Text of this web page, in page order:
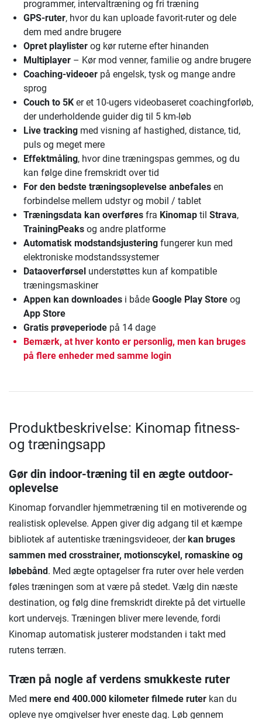
programmer, intervaltræning og fri træning
GPS-ruter, hvor du kan uploade favorit-ruter og dele
dem med andre brugere
Opret playlister og kør ruterne efter hinanden
Multiplayer – Kør mod venner, familie og andre brugere
Coaching-videoer på engelsk, tysk og mange andre
sprog
Couch to 5K er et 10-ugers videobaseret coachingforløb,
der underholdende guider dig til 5 km-løb
Live tracking med visning af hastighed, distance, tid,
puls og meget mere
Effektmåling, hvor dine træningspas gemmes, og du
kan følge dine fremskridt over tid
For den bedste træningsoplevelse anbefales en
forbindelse mellem udstyr og mobil / tablet
Træningsdata kan overføres fra Kinomap til Strava,
TrainingPeaks og andre platforme
Automatisk modstandsjustering fungerer kun med
elektroniske modstandssystemer
Dataoverførsel understøttes kun af kompatible
træningsmaskiner
Appen kan downloades i både Google Play Store og
App Store
Gratis prøveperiode på 14 dage
Bemærk, at hver konto er personlig, men kan bruges
på flere enheder med samme login
Produktbeskrivelse: Kinomap fitness-
og træningsapp
Gør din indoor-træning til en ægte outdoor-
oplevelse
Kinomap forvandler hjemmetræning til en motiverende og
realistisk oplevelse. Appen giver dig adgang til et kæmpe
bibliotek af autentiske træningsvideoer, der kan bruges
sammen med crosstrainer, motionscykel, romaskine og
løbebånd . Med ægte optagelser fra ruter over hele verden
føles træningen som at være på stedet. Vælg din næste
destination, og følg dine fremskridt direkte på det virtuelle
kort undervejs. Træningen bliver mere levende, fordi
Kinomap automatisk justerer modstanden i takt med
rutens terræn.
Træn på nogle af verdens smukkeste ruter
Med mere end 400.000 kilometer filmede ruter kan du
opleve nye omgivelser hver eneste dag. Løb gennem